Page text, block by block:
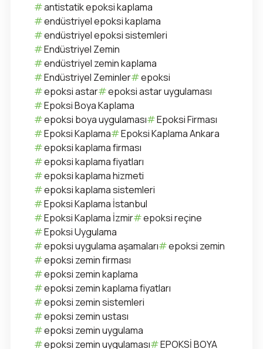
antistatik epoksi kaplama
endüstriyel epoksi kaplama
endüstriyel epoksi sistemleri
Endüstriyel Zemin
endüstriyel zemin kaplama
Endüstriyel Zeminler
epoksi
epoksi astar
epoksi astar uygulaması
Epoksi Boya Kaplama
epoksi boya uygulaması
Epoksi Firması
Epoksi Kaplama
Epoksi Kaplama Ankara
epoksi kaplama firması
epoksi kaplama fiyatları
epoksi kaplama hizmeti
epoksi kaplama sistemleri
Epoksi Kaplama İstanbul
Epoksi Kaplama İzmir
epoksi reçine
Epoksi Uygulama
epoksi uygulama aşamaları
epoksi zemin
epoksi zemin firması
epoksi zemin kaplama
epoksi zemin kaplama fiyatları
epoksi zemin sistemleri
epoksi zemin ustası
epoksi zemin uygulama
epoksi zemin uygulaması
EPOKSİ BOYA